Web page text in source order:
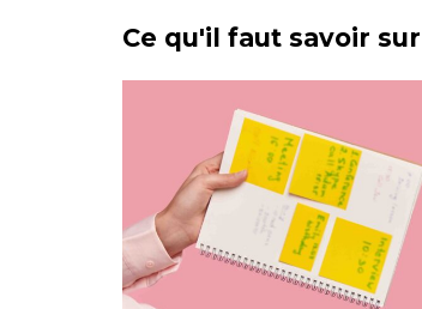
Ce qu'il faut savoir